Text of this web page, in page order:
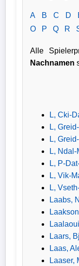
Verletzungspech
Frauenfußball
Bundesliga
Bundesliga
A B C D
O
P Q R
Alle
Nachnamen
L, Cki-
L,
L,
L, Ndal-
L, P-
L, Vik-
L,
Laabs,
Laars,
Laas,
Laaser,